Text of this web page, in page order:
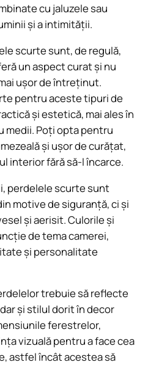
cu jaluzele sau
și a intimității.
scurte sunt, de regulă,
un aspect curat și nu
ușor de întreținut.
pentru aceste tipuri de
și estetică, mai ales în
medii. Poți opta pentru
și ușor de curățat,
interior fără să-l încarce.
perdelele scurte sunt
motive de siguranță, ci și
și aerisit. Culorile și
de tema camerei,
și personalitate
trebuie să reflecte
și stilul dorit în decor
ferestrelor,
vizuală pentru a face cea
astfel încât acestea să